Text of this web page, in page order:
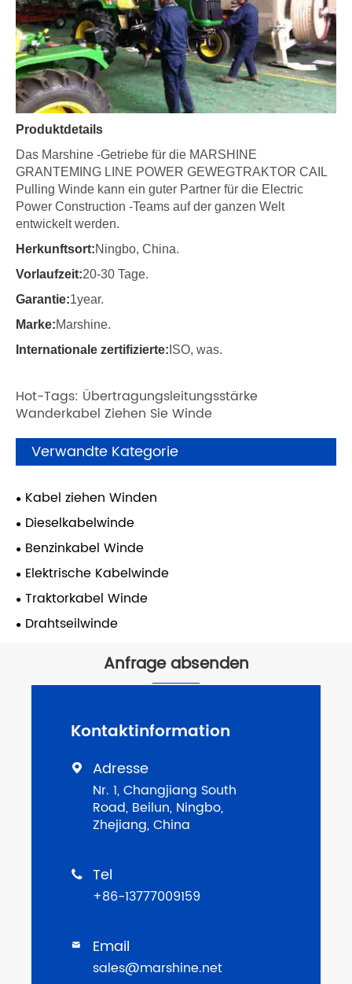
Produktdetails
Das Marshine -Getriebe für die MARSHINE
GRANTEMING LINE POWER GEWEGTRAKTOR CAIL
Pulling Winde kann ein guter Partner für die Electric
Power Construction -Teams auf der ganzen Welt
entwickelt werden.
Herkunftsort:Ningbo, China.
Vorlaufzeit:20-30 Tage.
Garantie:1year.
Marke:Marshine.
Internationale zertifizierte: ISO, was.
Hot-Tags: Übertragungsleitungsstärke
Wanderkabel Ziehen Sie Winde
Verwandte Kategorie
Kabel ziehen Winden
Dieselkabelwinde
Benzinkabel Winde
Elektrische Kabelwinde
Traktorkabel Winde
Drahtseilwinde
Anfrage absenden
Kontaktinformation
 Adresse
Nr. 1, Changjiang South
Road, Beilun, Ningbo,
Zhejiang, China
 Tel
+86-13777009159
 Email
sales@marshine.net